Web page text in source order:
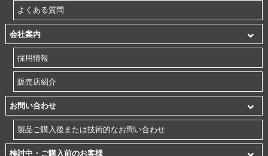
よくある質問
会社案内
採用情報
販売店紹介
お問い合わせ
製品ご購入後または技術的なお問い合わせ
検討中・ご購入前のお客様